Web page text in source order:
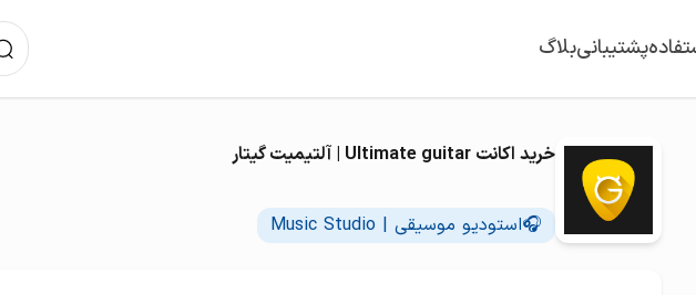
پشتیبانیبلاگ
خرید اکانت Ultimate guitar | آلتیمیت گیتار
🎧استودیو موسیقی | Music Studio